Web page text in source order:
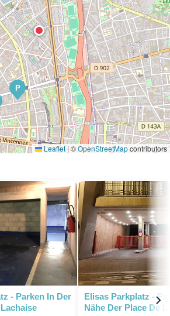
P
Leaflet|©OpenStreetMapcontributors
- Parken In Der
Elisas Parkplatz -
Nähe Der Place De